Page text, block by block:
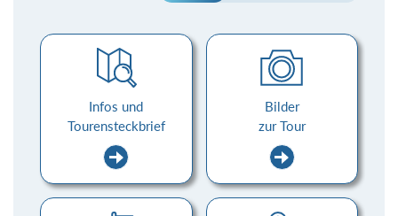
Infos und
Tourensteckbrief
Bilder
zur Tour